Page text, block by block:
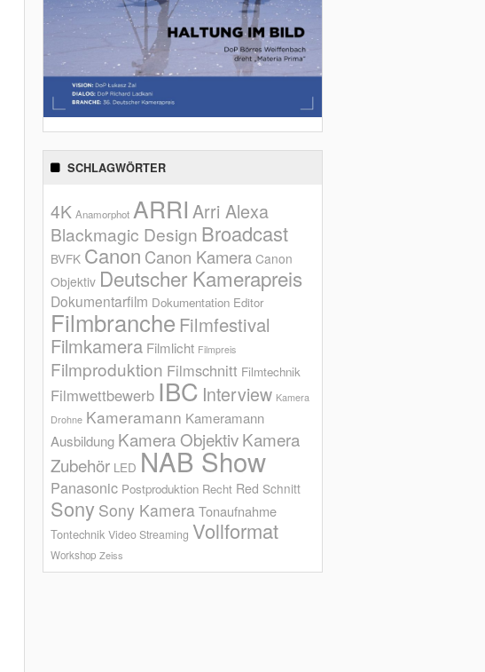
SCHLAGWÖRTER
4K Anamorphot ARRI Arri Alexa
Blackmagic Design Broadcast
BVFK Canon Canon Kamera Canon
Objektiv Deutscher Kamerapreis
Dokumentarfilm Dokumentation Editor
Filmbranche Filmfestival
Filmkamera Filmlicht Filmpreis
Filmproduktion Filmschnitt Filmtechnik
Filmwettbewerb IBC Interview Kamera
Drohne Kameramann Kameramann
Ausbildung Kamera ObjektivKamera
Zubehör LED NAB Show
Panasonic Postproduktion Recht Red Schnitt
Sony Sony KameraTonaufnahme
Tontechnik Video Streaming Vollformat
Workshop Zeiss